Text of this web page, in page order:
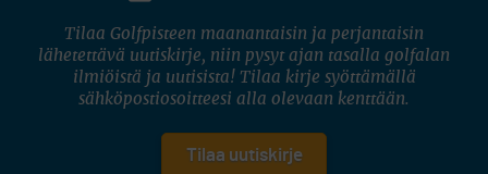
Tilaa Golfpisteen maanantaisin ja perjantaisin
lähetettävä uutiskirje, niin pysyt ajan tasalla golfalan
ilmiöistä ja uutisista! Tilaa kirje syöttämällä
sähköpostiosoitteesi alla olevaan kenttään.
Tilaa uutiskirje